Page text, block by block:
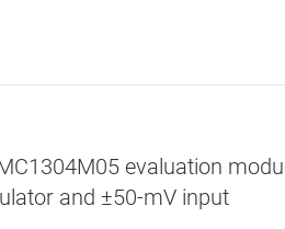
evaluation
and ±50-mV input